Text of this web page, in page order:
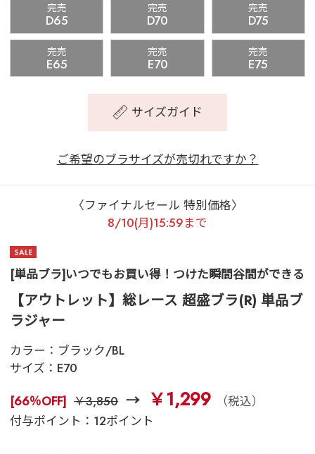
完売
D65
完売
D70
完売
D75
完売
E65
完売
E70
完売
E75
サイズガイド
ご希望のブラサイズが売切れですか？
〈ファイナルセール 特別価格〉
8/10(月)15:59まで
[単品ブラ]いつでもお買い得！つけた瞬間谷間ができる
【アウトレット】総レース 超盛ブラ(R) 単品ブ
ラジャー
カラー： ブラック/BL
サイズ： E70
[66％OFF] ￥3,850 ￥1,299
（税込）
付与ポイント：12ポイント